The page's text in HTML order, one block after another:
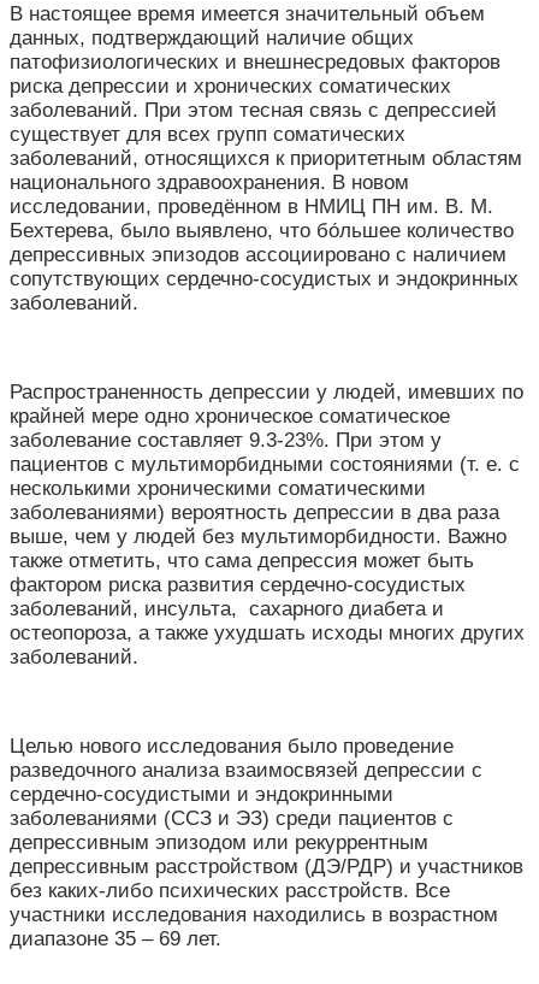
В настоящее время имеется значительный объем
данных, подтверждающий наличие общих
патофизиологических и внешнесредовых факторов
риска депрессии и хронических соматических
заболеваний. При этом тесная связь с депрессией
существует для всех групп соматических
заболеваний, относящихся к приоритетным областям
национального здравоохранения. В новом
исследовании, проведённом в НМИЦ ПН им. В. М.
Бехтерева, было выявлено, что бо́льшее количество
депрессивных эпизодов ассоциировано с наличием
сопутствующих сердечно-сосудистых и эндокринных
заболеваний.
Распространенность депрессии у людей, имевших по
крайней мере одно хроническое соматическое
заболевание составляет 9.3-23%. При этом у
пациентов с мультиморбидными состояниями (т. е. с
несколькими хроническими соматическими
заболеваниями) вероятность депрессии в два раза
выше, чем у людей без мультиморбидности. Важно
также отметить, что сама депрессия может быть
фактором риска развития сердечно-сосудистых
заболеваний, инсульта, сахарного диабета и
остеопороза, а также ухудшать исходы многих других
заболеваний.
Целью нового исследования было проведение
разведочного анализа взаимосвязей депрессии с
сердечно-сосудистыми и эндокринными
заболеваниями (ССЗ и ЭЗ) среди пациентов с
депрессивным эпизодом или рекуррентным
депрессивным расстройством (ДЭ/РДР) и участников
без каких-либо психических расстройств. Все
участники исследования находились в возрастном
диапазоне 35 – 69 лет.